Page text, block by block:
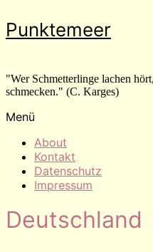
Zum
Inhalt
Punktemeer
"Wer Schmetterlinge lachen
schmecken." (C. Karges)
Menü
About
Kontakt
Datenschutz
Impressum
Deutschland